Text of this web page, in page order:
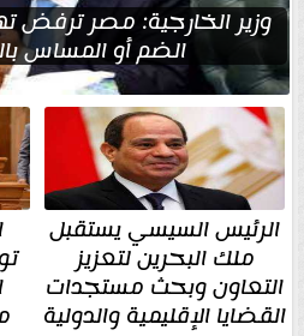
وزير الخارجية: مصر ترفض
الضم أو المساس
الرئيس السيسي يستقبل
ملك البحرين لتعزيز
التعاون وبحث مستجدات
القضايا الإقليمية والدولية